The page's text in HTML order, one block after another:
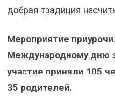
добрая традиция
Мероприятие
Международному дню
участие приняли 105
35 родителей.